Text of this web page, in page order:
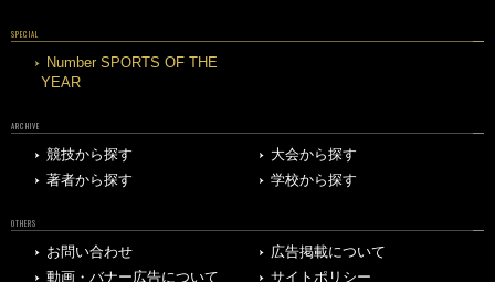
SPECIAL
Number SPORTS OF THE
YEAR
ARCHIVE
競技から探す
大会から探す
著者から探す
学校から探す
OTHERS
お問い合わせ
広告掲載について
動画・バナー広告について
サイトポリシー